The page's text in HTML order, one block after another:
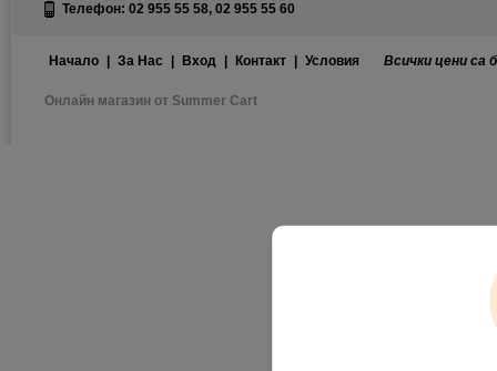
Телефон: 02 955 55 58, 02 955 55 60
Начало За Нас Вход Контакт Условия Всички цени са
Онлайн магазин от Summer Cart